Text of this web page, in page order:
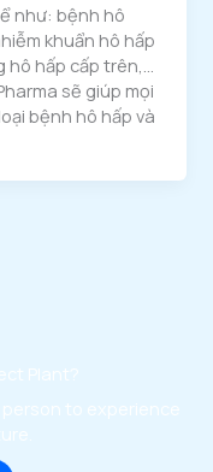
như: bệnh hô
khuẩn hô hấp
hô hấp cấp trên,…
sẽ giúp mọi
bệnh hô hấp và
Plant?
to experience